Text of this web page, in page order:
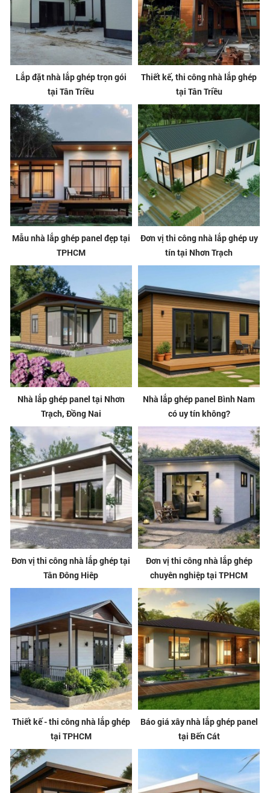
Lắp đặt nhà lắp ghép trọn gói
tại Tân Triều
Thiết kế, thi công nhà lắp ghép
tại Tân Triều
Mẫu nhà lắp ghép panel đẹp tại
TPHCM
Đơn vị thi công nhà lắp ghép uy
tín tại Nhơn Trạch
Nhà lắp ghép panel tại Nhơn
Trạch, Đồng Nai
Nhà lắp ghép panel Bình Nam
có uy tín không?
Đơn vị thi công nhà lắp ghép tại
Tân Đông Hiêp
Đơn vị thi công nhà lắp ghép
chuyên nghiệp tại TPHCM
Thiết kế - thi công nhà lắp ghép
tại TPHCM
Báo giá xây nhà lắp ghép panel
tại Bến Cát